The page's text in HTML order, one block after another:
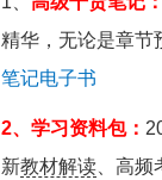
精华，无论是章节
笔记电子书
2、学习资料包：
新教材解读 、高